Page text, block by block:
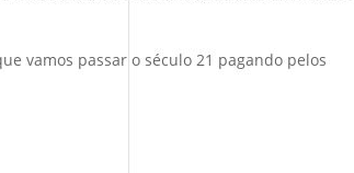
vamos passar o século 21 pagando pelos